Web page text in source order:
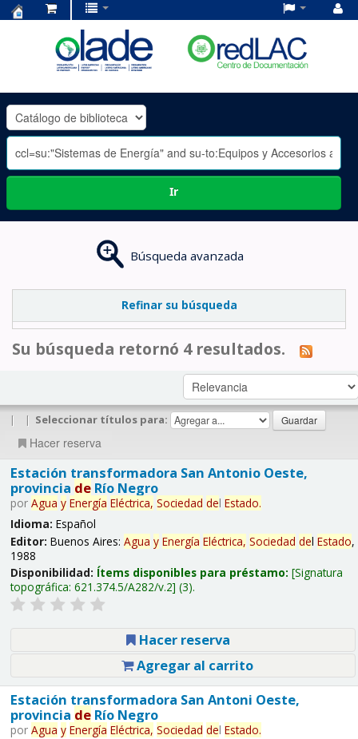
OLADE
-
Ir
Búsqueda avanzada
Refinar su búsqueda
Su búsqueda retornó 4 resultados.
| | Seleccionar títulos para:
Hacer reserva
Estación transformadora San Antonio Oeste,
provincia deRío Negro
por Agua y Energía Eléctrica, Sociedad del Estado.
Idioma: Español
Editor: Buenos Aires: Agua y Energía Eléctrica, Sociedad del Estado,
1988
Disponibilidad: Ítems disponibles para préstamo: Signatura
topográfica: 621.374.5/A282/v.2 (3).
Hacer reserva
Agregar al carrito
Estación transformadora San Antoni Oeste,
provincia deRío Negro
por Agua y Energía Eléctrica, Sociedad del Estado.